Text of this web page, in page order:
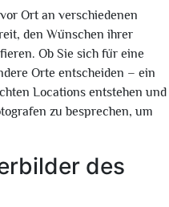
Ort an verschiedenen
den Wünschen ihrer
Ob Sie sich für eine
Orte entscheiden – ein
Locations entstehen und
zu besprechen, um
des